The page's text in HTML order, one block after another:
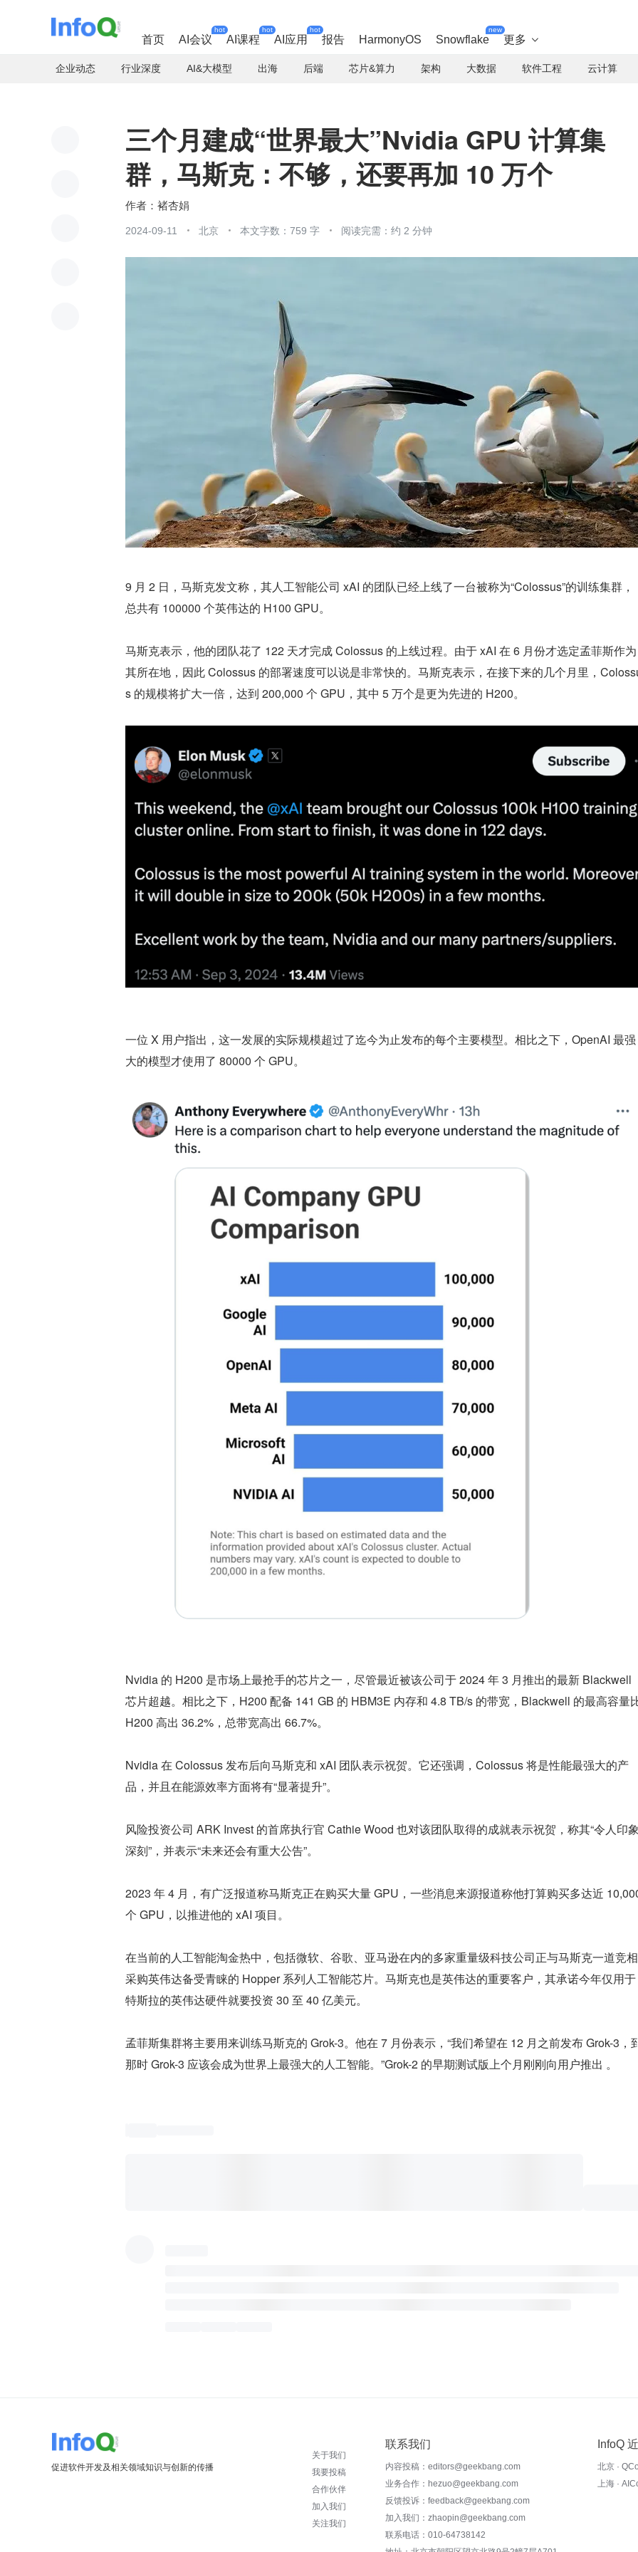
首页 AI会议
hot
AI课程
hot
AI应用
hot
报告 HarmonyOS Snowflake
new
更多 
企业动态 行业深度 AI&大模型 出海 后端 芯片&算力 架构 大数据 软件工程 云计算
三个月建成“世界最大”Nvidia GPU 计算集
群，马斯克：不够，还要再加 10 万个
褚杏娟
2024-09-11 北京 本文字数：759 字 阅读完需：约 2 分钟
9 月 2 日，马斯克发文称，其人工智能公司 xAI 的团队已经上线了一台被称为“Colossus”的训练集群，
总共有 100000 个英伟达的 H100 GPU。
马斯克表示，他的团队花了 122 天才完成 Colossus 的上线过程。由于 xAI 在 6 月份才选定孟菲斯作为
其所在地，因此 Colossus 的部署速度可以说是非常快的。马斯克表示，在接下来的几个月里，
s 的规模将扩大一倍，达到 200,000 个 GPU，其中 5 万个是更为先进的 H200。
一位 X 用户指出，这一发展的实际规模超过了迄今为止发布的每个主要模型。相比之下，OpenAI 最强
大的模型才使用了 80000 个 GPU。
Nvidia 的 H200 是市场上最抢手的芯片之一，尽管最近被该公司于 2024 年 3 月推出的最新 Blackwell
芯片超越。相比之下，H200 配备 141 GB 的 HBM3E 内存和 4.8 TB/s 的带宽，Blackwell 的最高容量
H200 高出 36.2%，总带宽高出 66.7%。
Nvidia 在 Colossus 发布后向马斯克和 xAI 团队表示祝贺。它还强调，Colossus 将是性能最强大的产
品，并且在能源效率方面将有“显著提升”。
风险投资公司 ARK Invest 的首席执行官 Cathie Wood 也对该团队取得的成就表示祝贺，称其“令人印
深刻”，并表示“未来还会有重大公告”。
2023 年 4 月，有广泛报道称马斯克正在购买大量 GPU，一些消息来源报道称他打算购买多达近
个 GPU，以推进他的 xAI 项目。
在当前的人工智能淘金热中，包括微软、谷歌、亚马逊在内的多家重量级科技公司正与马斯克一道竞相
采购英伟达备受青睐的 Hopper 系列人工智能芯片。马斯克也是英伟达的重要客户，其承诺今年仅用于
特斯拉的英伟达硬件就要投资 30 至 40 亿美元。
孟菲斯集群将主要用来训练马斯克的 Grok-3。他在 7 月份表示，“我们希望在 12 月之前发布 Grok-3，
那时 Grok-3 应该会成为世界上最强大的人工智能。”Grok-2 的早期测试版上个月刚刚向用户推出 。
促进软件开发及相关领域知识与创新的传播
关于我们
我要投稿
合作伙伴
加入我们
关注我们
联系我们
内容投稿：editors@geekbang.com
业务合作：hezuo@geekbang.com
反馈投诉：feedback@geekbang.com
加入我们：zhaopin@geekbang.com
联系电话：010-64738142
InfoQ
北京 ·
上海 ·